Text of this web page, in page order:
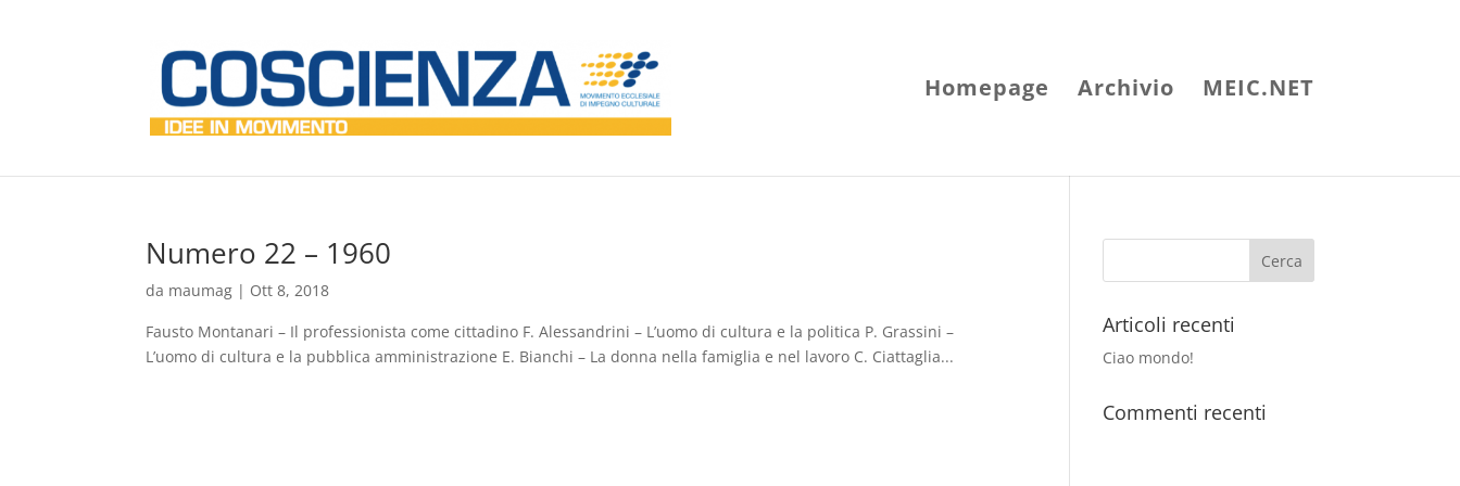
Homepage Archivio MEIC.NET
Numero 22 – 1960
da maumag | Ott 8, 2018
Fausto Montanari – Il professionista come cittadino F. Alessandrini – L’uomo di cultura e la politica P. Grassini –
L’uomo di cultura e la pubblica amministrazione E. Bianchi – La donna nella famiglia e nel lavoro C. Ciattaglia...
Articoli recenti
Ciao mondo!
Commenti recenti